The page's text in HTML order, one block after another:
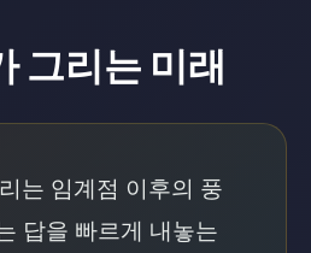
그리는 미래
는 임계점 이후의 풍
답을 빠르게 내놓는